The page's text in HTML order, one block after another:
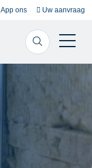
App ons Uw aanvraag